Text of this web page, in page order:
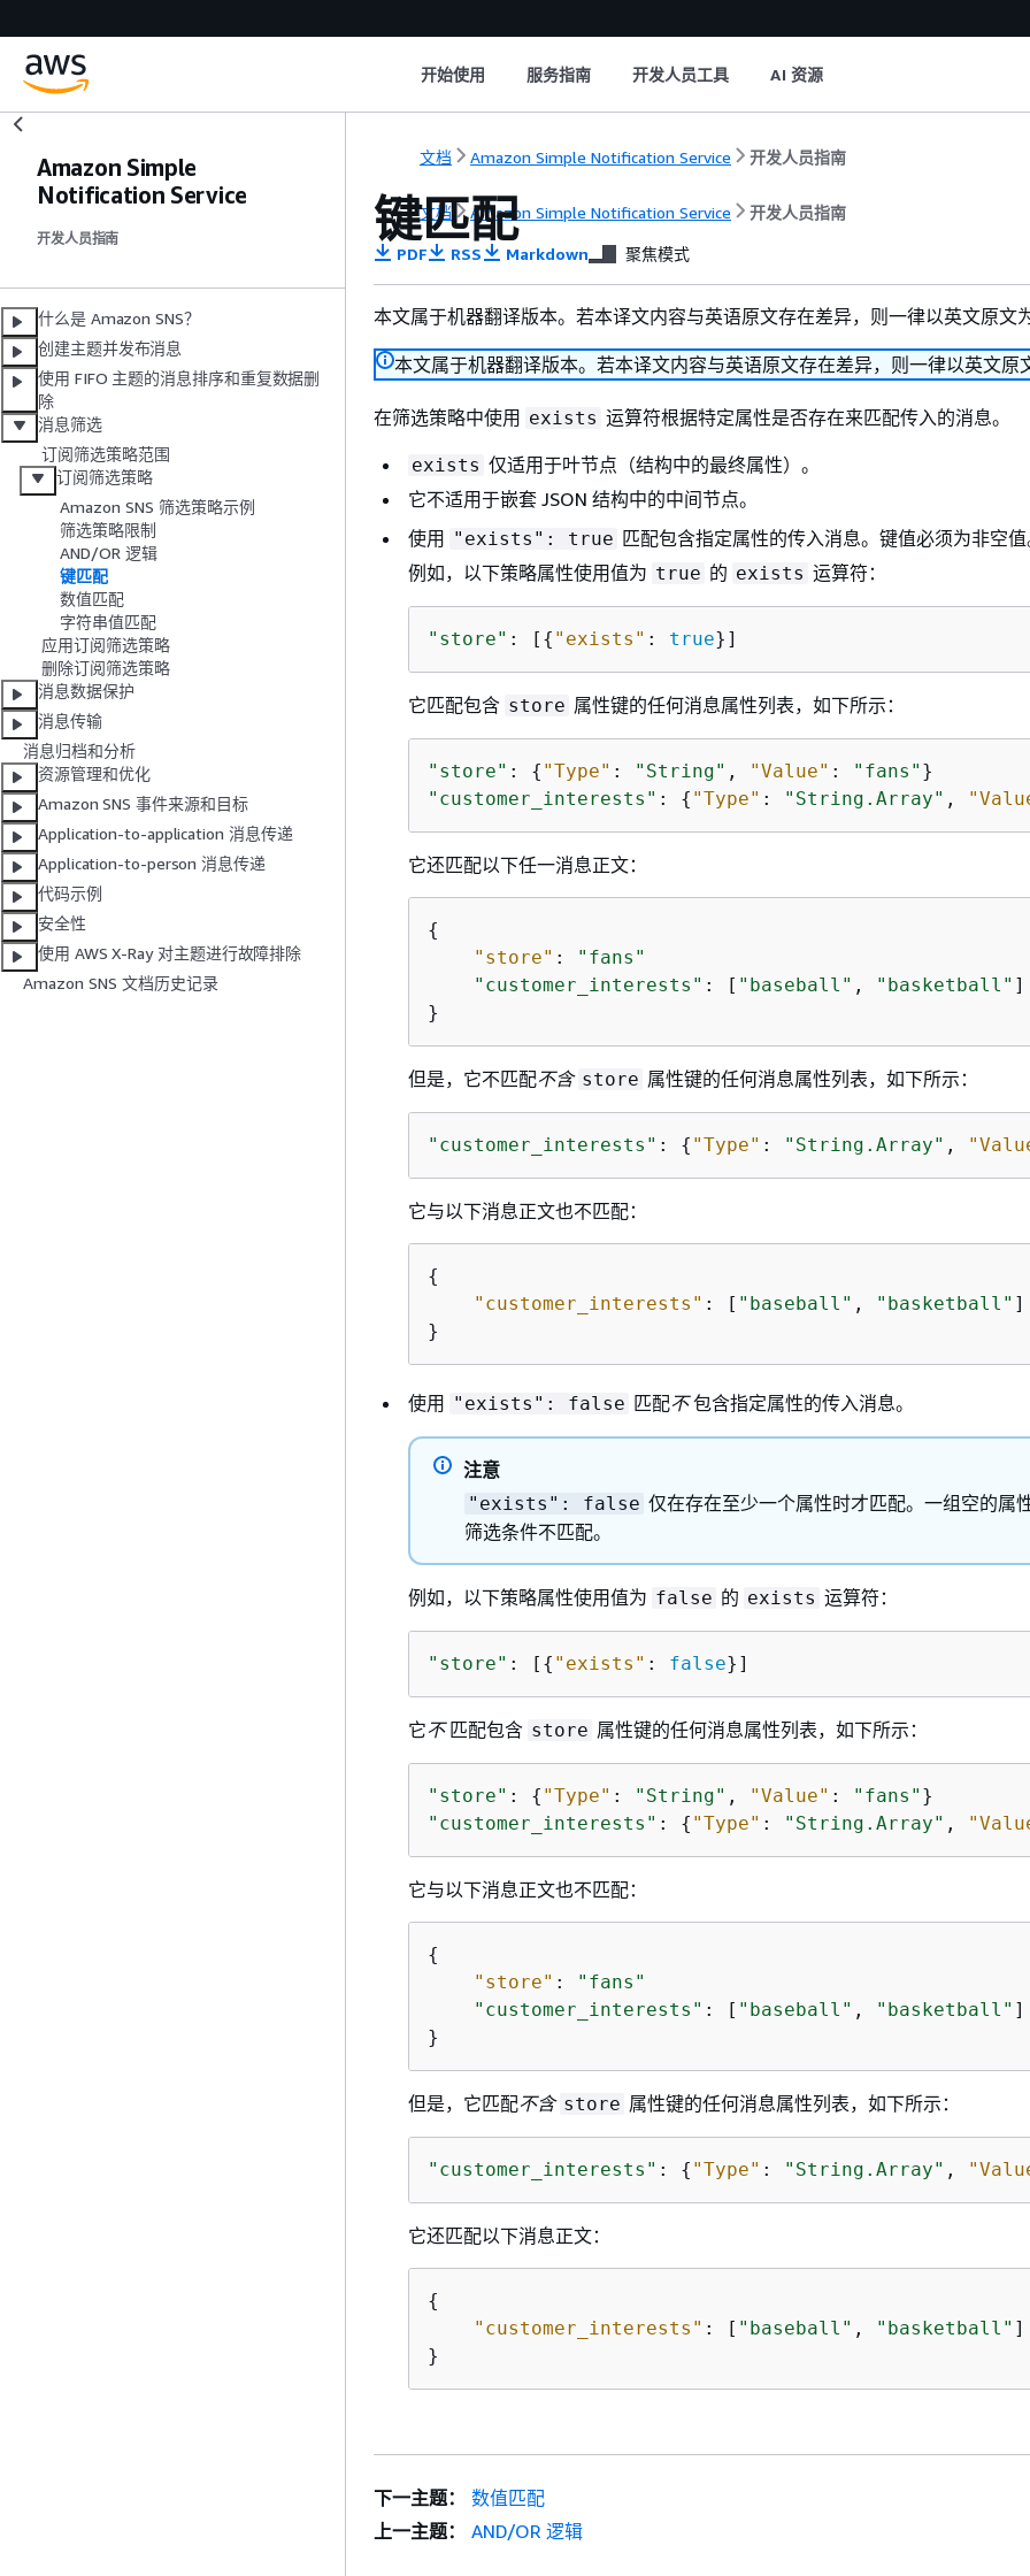
开始使用 服务指南 开发人员工具 AI 资源
Amazon Simple
Notification Service
开发人员指南
什么是 Amazon SNS？
创建主题并发布消息
使用 FIFO 主题的消息排序和重复数据删
除
消息筛选
订阅筛选策略范围
订阅筛选策略
Amazon SNS 筛选策略示例
筛选策略限制
AND/OR 逻辑
键匹配
数值匹配
字符串值匹配
应用订阅筛选策略
删除订阅筛选策略
消息数据保护
消息传输
消息归档和分析
资源管理和优化
Amazon SNS 事件来源和目标
Application-to-application 消息传递
Application-to-person 消息传递
代码示例
安全性
使用 AWS X-Ray 对主题进行故障排除
Amazon SNS 文档历史记录
文档 Amazon Simple Notification Service 开发人员指南
文档 Amazon Simple Notification Service 开发人员指南
键匹配
PDF RSS Markdown 聚焦模式
本文属于机器翻译版本。若本译文内容与英语原文存在差异，则一律以英文原文为
本文属于机器翻译版本。若本译文内容与英语原文存在差异，则一律以英文原
在筛选策略中使用 exists 运算符根据特定属性是否存在来匹配传入的消息。
exists 仅适用于叶节点（结构中的最终属性）。
它不适用于嵌套 JSON 结构中的中间节点。
使用
"exists": true 匹配包含指定属性的传入消息。键值必须为非空值
例如，以下策略属性使用值为 true 的 exists 运算符：
"store" : [ { "exists" : true}]
它匹配包含 store 属性键的任何消息属性列表，如下所示：
"store" : { "Type" : "String" , "Value" : "fans"
"customer_interests" : { "Type" : "String.Array" ,
它还匹配以下任一消息正文：
{
"store" :
"fans"
"customer_interests" : [ "baseball" , "basketball" ]
}
但是，它不匹配不含 store 属性键的任何消息属性列表，如下所示：
"customer_interests" : { "Type" : "String.Array" ,
它与以下消息正文也不匹配：
{
"customer_interests" : [ "baseball" , "basketball" ]
}
使用 "exists": false 匹配不包含指定属性的传入消息。
注意
"exists": false 仅在存在至少一个属性时才匹配。一组空的属
筛选条件不匹配。
例如，以下策略属性使用值为 false 的 exists 运算符：
"store" : [ { "exists" : false}]
它不匹配包含 store 属性键的任何消息属性列表，如下所示：
"store" : { "Type" : "String" , "Value" : "fans"
"customer_interests" : { "Type" : "String.Array" ,
它与以下消息正文也不匹配：
{
"store" :
"fans"
"customer_interests" : [ "baseball" , "basketball" ]
}
但是，它匹配不含 store 属性键的任何消息属性列表，如下所示：
"customer_interests" : { "Type" : "String.Array" ,
它还匹配以下消息正文：
{
"customer_interests" : [ "baseball" , "basketball" ]
}
下一主题：
数值匹配
上一主题：
AND/OR 逻辑